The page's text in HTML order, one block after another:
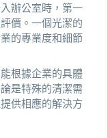
辦公室時，第一
價。一個光潔的
的專業度和細節
根據企業的具體
是特殊的清潔需
供相應的解決方